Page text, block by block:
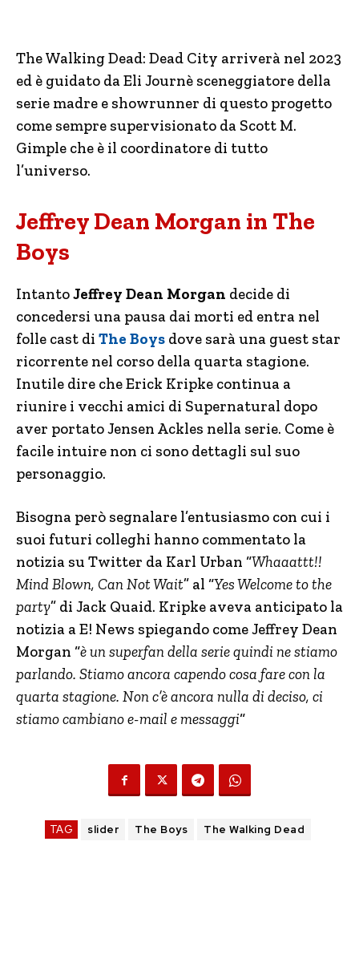
The Walking Dead: Dead City arriverà nel 2023
ed è guidato da Eli Journè sceneggiatore della
serie madre e showrunner di questo progetto
come sempre supervisionato da Scott M.
Gimple che è il coordinatore di tutto
l’universo.
Jeffrey Dean Morgan in The
Boys
IntantoJeffrey Dean Morgan decide di
concedersi una pausa dai morti ed entra nel
folle cast di The Boys dove sarà una guest star
ricorrente nel corso della quarta stagione.
Inutile dire che Erick Kripke continua a
riunire i vecchi amici di Supernatural dopo
aver portato Jensen Ackles nella serie. Come è
facile intuire non ci sono dettagli sul suo
personaggio.
Bisogna però segnalare l’entusiasmo con cui i
suoi futuri colleghi hanno commentato la
notizia su Twitter da Karl Urban “Whaaattt!!
Mind Blown, Can Not Wait” al “Yes Welcome to the
party” di Jack Quaid. Kripke aveva anticipato la
notizia a E! News spiegando come Jeffrey Dean
Morgan “è un superfan della serie quindi ne stiamo
parlando. Stiamo ancora capendo cosa fare con la
quarta stagione. Non c’è ancora nulla di deciso, ci
stiamo cambiano e-mail e messaggi“
TAG slider The Boys The Walking Dead